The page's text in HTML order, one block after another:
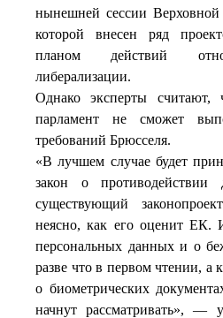
нынешней сессии
которой внесен ряд
планом действий
либерализации.
Однако эксперты считают,
парламент не сможет
требований Брюсселя.
«В лучшем случае будет
закон о противодействии
существующий
неясно, как его оценит ЕК.
персональных данных и о
разве что в первом чтении, а
о биометрических
начнут рассматривать», —